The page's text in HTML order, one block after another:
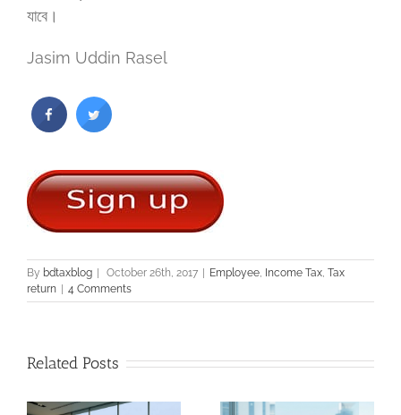
যাবে।
Jasim Uddin Rasel
By bdtaxblog | October 26th, 2017 | Employee Income Tax Tax
return | 4 Comments
Related Posts